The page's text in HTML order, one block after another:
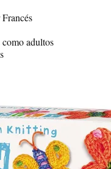
adultos